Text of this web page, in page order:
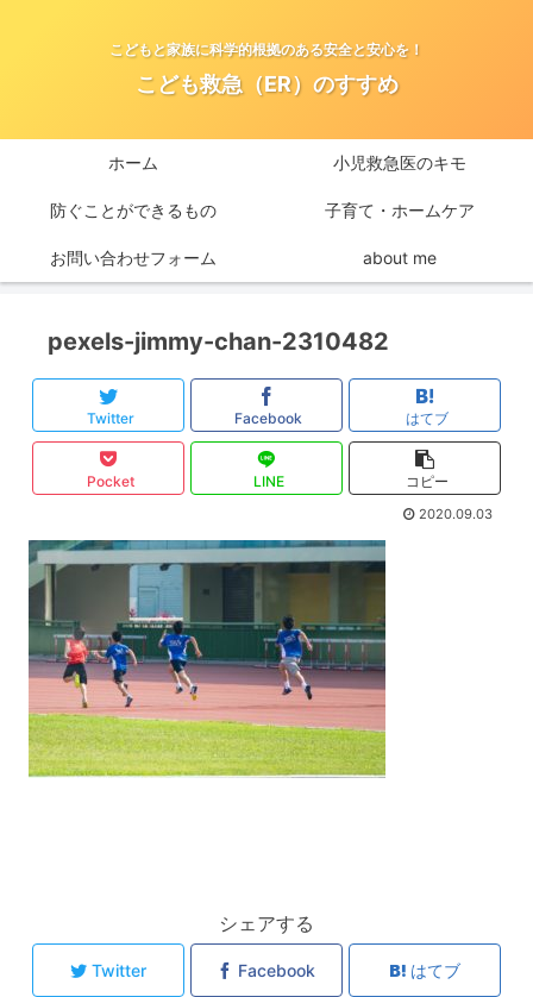
こどもと家族に科学的根拠のある安全と安心を！
こども救急（ER）のすすめ
ホーム 小児救急医のキモ
防ぐことができるもの 子育て・ホームケア
お問い合わせフォーム about me
pexels-jimmy-chan-2310482
Twitter Facebook はてブ
Pocket LINE コピー
2020.09.03
シェアする
Twitter Facebook はてブ